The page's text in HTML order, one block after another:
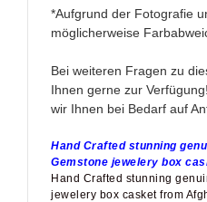
*Aufgrund der Fotografie
möglicherweise
Bei weiteren Fragen zu
Ihnen gerne zur
wir Ihnen bei Bedarf auf
Hand Crafted stunning
Gemstone jewelery box
Hand Crafted stunning
jewelery box casketfrom